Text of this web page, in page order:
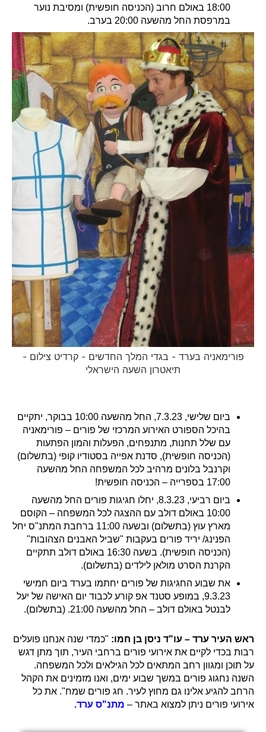
18:00 באולם חרוב (הכניסה חופשית) ומסיבת נוער
במרפסת החל מהשעה 20:00 בערב.
פורימאניה בערד - בגדי המלך החדשים - קרדיט צילום -
תיאטרון השעה הישראלי
ביום שלישי, 7.3.23, החל מהשעה 10:00 בבוקר, יתקיים
בהיכל הספורט האירוע המרכזי של פורים – פורימאניה
עם שלל תחנות, מתנפחים, הפעלות והמון הפתעות
(הכניסה חופשית), סדנת אפייה בסטודיו קופי (בתשלום)
וקרנבל בלונים מרהיב לכל המשפחה החל מהשעה
17:00 בספרייה – הכניסה חופשית!
ביום רביעי, 8.3.23, יחלו חגיגות פורים החל מהשעה
10:00 באולם דולב עם ההצגה לכל המשפחה – הקוסם
מארץ עוץ (בתשלום) ובשעה 11:00 ברחבת המתנ"ס יחל
הפנינג/ יריד פורים בעקבות "שביל האבנים הצהובות"
(הכניסה חופשית). בשעה 16:30 באולם דולב תתקיים
הקרנת הסרט מולאן לילדים (בתשלום).
את שבוע החגיגות של פורים יחתמו בערד ביום חמישי
9.3.23, במופע סטנד אפ קורע לכבוד יום האישה של יעל
לבנטל באולם דולב – החל מהשעה 21:00. (בתשלום).
ראש העיר ערד – עו"ד ניסן בן חמו: "כמדי שנה אנחנו פועלים
רבות בכדי לקיים את אירועי פורים ברחבי העיר, תוך מתן דגש
על תוכן ומגוון רחב המתאים לכל הגילאים ולכל המשפחה.
השנה נחגוג פורים במשך שבוע ימים, ואנו מזמינים את הקהל
הרחב להגיע אלינו גם מחוץ לעיר. חג פורים שמח". את כל
אירועי פורים ניתן למצוא באתר – מתנ"ס ערד.